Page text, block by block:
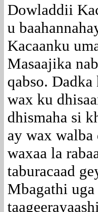
Dowladdii
u
Kacaanku
Masaajika
qabso.
wax ku
dhismaha si
ay wax
waxaa la
taburacaad
Mbagathi uga